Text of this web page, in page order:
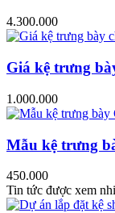
4.300.000
Giá kệ trưng
1.000.000
Mẫu kệ trưng
450.000
Tin tức được xem